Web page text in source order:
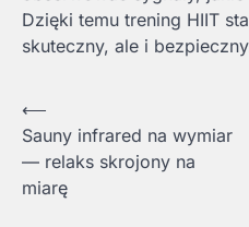
Dzięki temu trening HIIT
skuteczny, ale i
Nawigacja
wpisu
⟵
Sauny infrared na wymiar
— relaks skrojony na
miarę